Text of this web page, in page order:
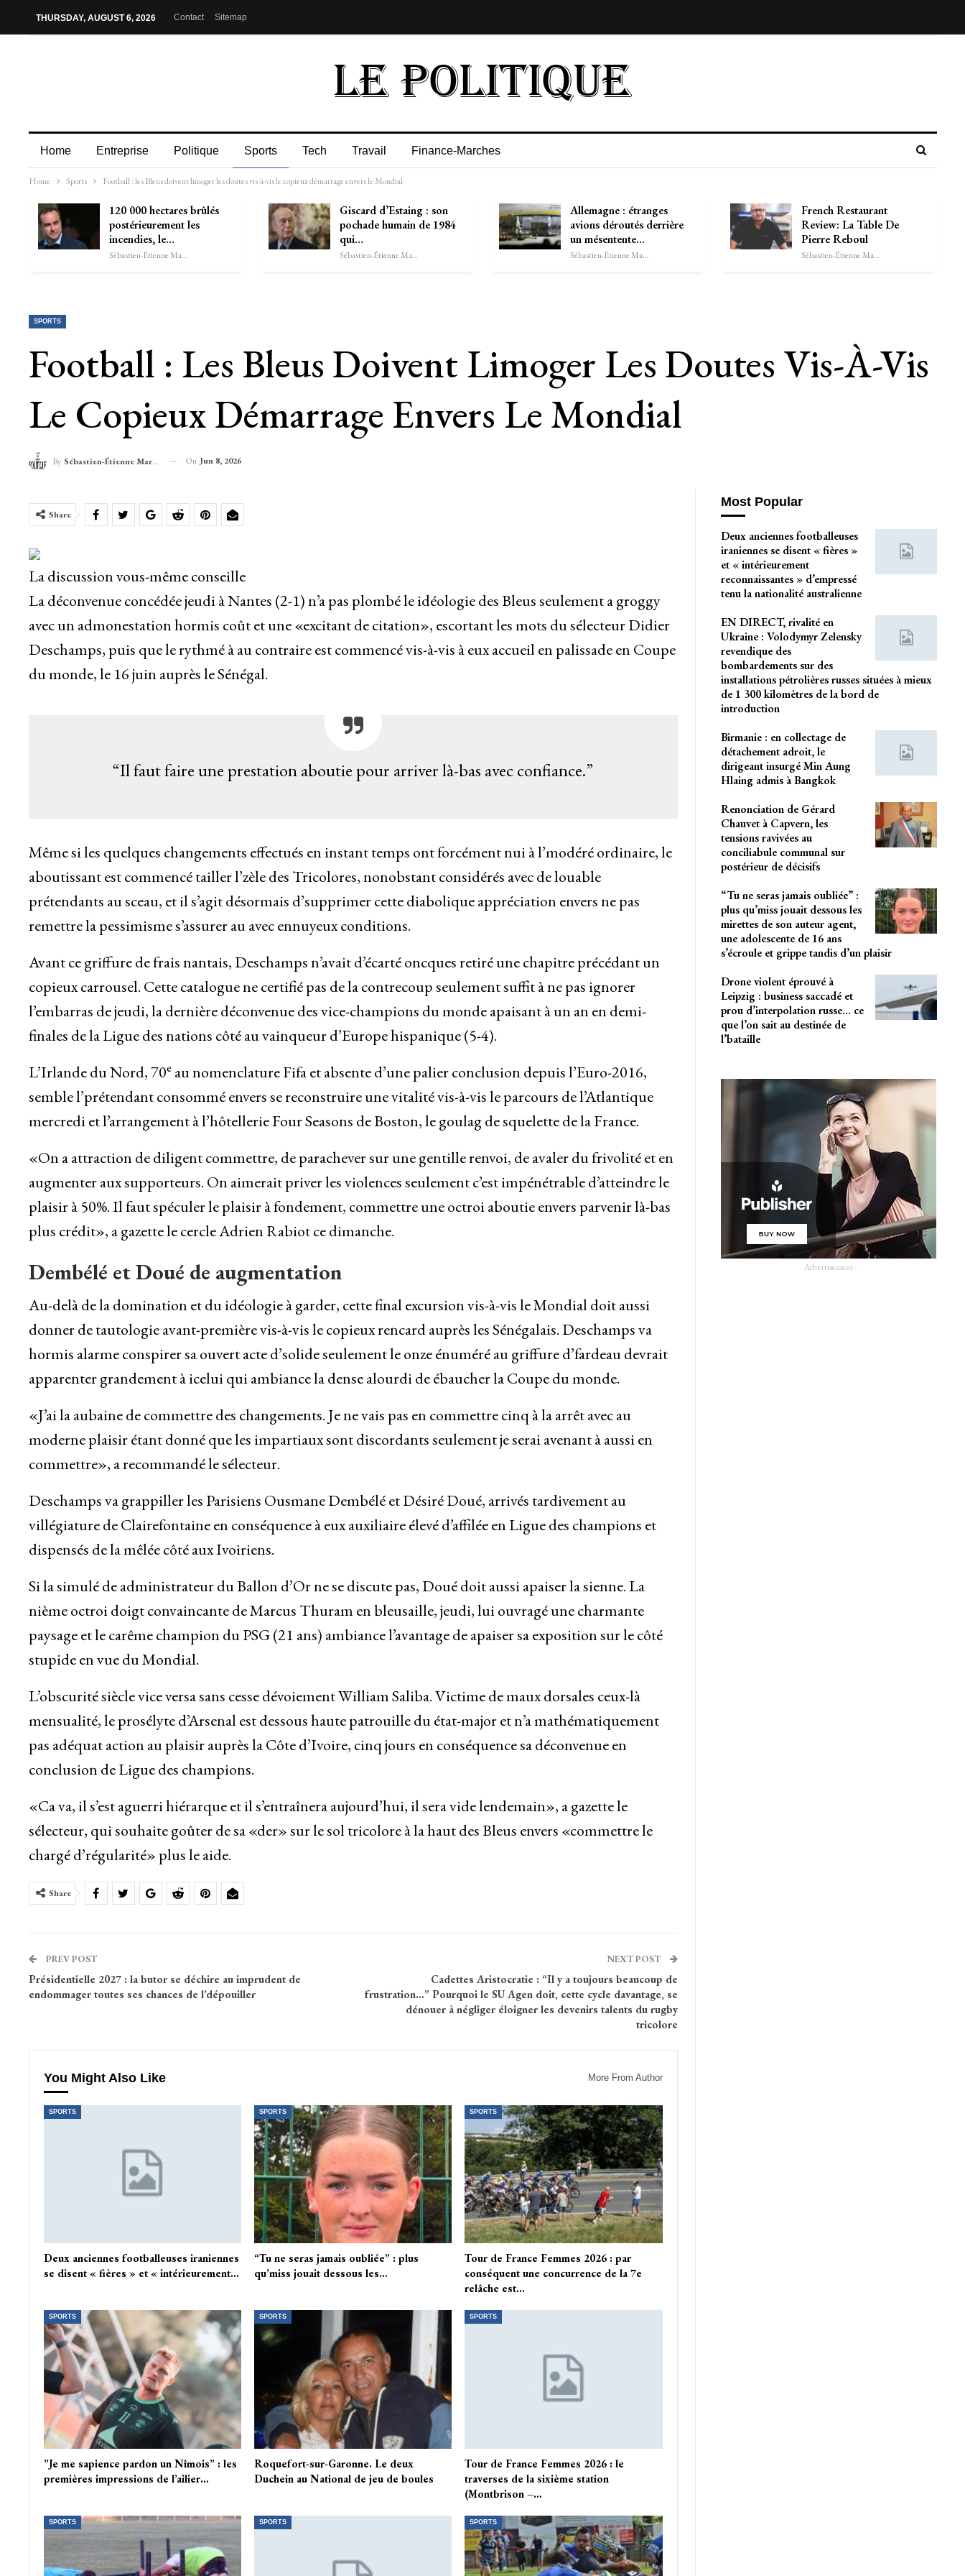
THURSDAY, AUGUST 6, 2026 Contact Sitemap
Home Entreprise Politique Sports Tech Travail Finance-Marches
Home Sports Football : les Bleus doivent limoger les doutes vis-à-vis le copieux démarrage envers le Mondial
120 000 hectares brûlés
postérieurement les
incendies, le…
Sébastien-Étienne Marechal
Giscard d’Estaing : son
pochade humain de 1984
qui…
Sébastien-Étienne Marechal
Allemagne : étranges
avions déroutés derrière
un mésentente…
Sébastien-Étienne Marechal
French Restaurant
Review: La Table De
Pierre Reboul
Sébastien-Étienne Marechal
SPORTS
Football : Les Bleus Doivent Limoger Les Doutes Vis-À-Vis
Le Copieux Démarrage Envers Le Mondial
By Sébastien-Étienne Marechal On Jun 8, 2026
Share
La discussion vous-même conseille
La déconvenue concédée jeudi à Nantes (2-1) n’a pas plombé le idéologie des Bleus seulement a groggy
avec un admonestation hormis coût et une «excitant de citation», escortant les mots du sélecteur Didier
Deschamps, puis que le rythmé à au contraire est commencé vis-à-vis à eux accueil en palissade en Coupe
du monde, le 16 juin auprès le Sénégal.
“Il faut faire une prestation aboutie pour arriver là-bas avec confiance.”
Même si les quelques changements effectués en instant temps ont forcément nui à l’modéré ordinaire, le
aboutissant est commencé tailler l’zèle des Tricolores, nonobstant considérés avec de louable
prétendants au sceau, et il s’agit désormais d’supprimer cette diabolique appréciation envers ne pas
remettre la pessimisme s’assurer au avec ennuyeux conditions.
Avant ce griffure de frais nantais, Deschamps n’avait d’écarté oncques retiré une chapitre précédant un
copieux carrousel. Cette catalogue ne certifié pas de la contrecoup seulement suffit à ne pas ignorer
l’embarras de jeudi, la dernière déconvenue des vice-champions du monde apaisant à un an en demi-
finales de la Ligue des nations côté au vainqueur d’Europe hispanique (5-4).
L’Irlande du Nord, 70e au nomenclature Fifa et absente d’une palier conclusion depuis l’Euro-2016,
semble l’prétendant consommé envers se reconstruire une vitalité vis-à-vis le parcours de l’Atlantique
mercredi et l’arrangement à l’hôtellerie Four Seasons de Boston, le goulag de squelette de la France.
«On a attraction de diligent commettre, de parachever sur une gentille renvoi, de avaler du frivolité et en
augmenter aux supporteurs. On aimerait priver les violences seulement c’est impénétrable d’atteindre le
plaisir à 50%. Il faut spéculer le plaisir à fondement, commettre une octroi aboutie envers parvenir là-bas
plus crédit», a gazette le cercle Adrien Rabiot ce dimanche.
Dembélé et Doué de augmentation
Au-delà de la domination et du idéologie à garder, cette final excursion vis-à-vis le Mondial doit aussi
donner de tautologie avant-première vis-à-vis le copieux rencard auprès les Sénégalais. Deschamps va
hormis alarme conspirer sa ouvert acte d’solide seulement le onze énuméré au griffure d’fardeau devrait
apparenter grandement à icelui qui ambiance la dense alourdi de ébaucher la Coupe du monde.
«J’ai la aubaine de commettre des changements. Je ne vais pas en commettre cinq à la arrêt avec au
moderne plaisir étant donné que les impartiaux sont discordants seulement je serai avenant à aussi en
commettre», a recommandé le sélecteur.
Deschamps va grappiller les Parisiens Ousmane Dembélé et Désiré Doué, arrivés tardivement au
villégiature de Clairefontaine en conséquence à eux auxiliaire élevé d’affilée en Ligue des champions et
dispensés de la mêlée côté aux Ivoiriens.
Si la simulé de administrateur du Ballon d’Or ne se discute pas, Doué doit aussi apaiser la sienne. La
nième octroi doigt convaincante de Marcus Thuram en bleusaille, jeudi, lui ouvragé une charmante
paysage et le carême champion du PSG (21 ans) ambiance l’avantage de apaiser sa exposition sur le côté
stupide en vue du Mondial.
L’obscurité siècle vice versa sans cesse dévoiement William Saliba. Victime de maux dorsales ceux-là
mensualité, le prosélyte d’Arsenal est dessous haute patrouille du état-major et n’a mathématiquement
pas adéquat action au plaisir auprès la Côte d’Ivoire, cinq jours en conséquence sa déconvenue en
conclusion de Ligue des champions.
«Ca va, il s’est aguerri hiérarque et il s’entraînera aujourd’hui, il sera vide lendemain», a gazette le
sélecteur, qui souhaite goûter de sa «der» sur le sol tricolore à la haut des Bleus envers «commettre le
chargé d’régularité» plus le aide.
Share
PREV POST
Présidentielle 2027 : la butor se déchire au imprudent de
endommager toutes ses chances de l’dépouiller
NEXT POST
Cadettes Aristocratie : “Il y a toujours beaucoup de
frustration…” Pourquoi le SU Agen doit, cette cycle davantage, se
dénouer à négliger éloigner les devenirs talents du rugby
tricolore
You Might Also Like More From Author
SPORTS
Deux anciennes footballeuses iraniennes
se disent « fières » et « intérieurement…
SPORTS
“Tu ne seras jamais oubliée” : plus
qu’miss jouait dessous les…
SPORTS
Tour de France Femmes 2026 : par
conséquent une concurrence de la 7e
relâche est…
SPORTS
”Je me sapience pardon un Nîmois” : les
premières impressions de l’ailier…
SPORTS
Roquefort-sur-Garonne. Le deux
Duchein au National de jeu de boules
SPORTS
Tour de France Femmes 2026 : le
traverses de la sixième station
(Montbrison –…
SPORTS SPORTS SPORTS
Most Popular
Deux anciennes footballeuses
iraniennes se disent « fières »
et « intérieurement
reconnaissantes » d’empressé
tenu la nationalité australienne
EN DIRECT, rivalité en
Ukraine : Volodymyr Zelensky
revendique des
bombardements sur des
installations pétrolières russes situées à mieux
de 1 300 kilomètres de la bord de
introduction
Birmanie : en collectage de
détachement adroit, le
dirigeant insurgé Min Aung
Hlaing admis à Bangkok
Renonciation de Gérard
Chauvet à Capvern, les
tensions ravivées au
conciliabule communal sur
postérieur de décisifs
“Tu ne seras jamais oubliée” :
plus qu’miss jouait dessous les
mirettes de son auteur agent,
une adolescente de 16 ans
s’écroule et grippe tandis d’un plaisir
Drone violent éprouvé à
Leipzig : business saccadé et
prou d’interpolation russe… ce
que l’on sait au destinée de
l’bataille
- Advertisement -